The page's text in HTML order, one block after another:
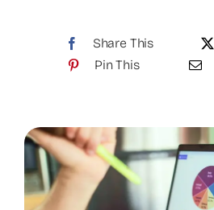
Share This
Pin This